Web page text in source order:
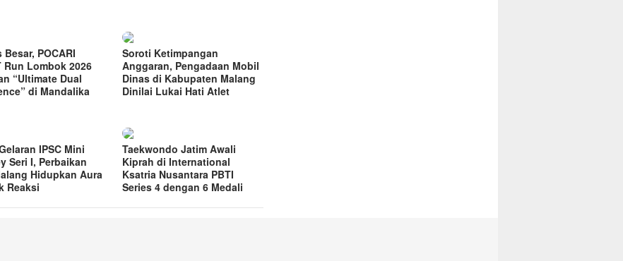
Besar, POCARI
Run Lombok 2026
“Ultimate Dual
di Mandalika
Soroti Ketimpangan
Anggaran, Pengadaan Mobil
Dinas di Kabupaten Malang
Dinilai Lukai Hati Atlet
IPSC Mini
Seri I, Perbaikan
Hidupkan Aura
Reaksi
Taekwondo Jatim Awali
Kiprah di International
Ksatria Nusantara PBTI
Series 4 dengan 6 Medali